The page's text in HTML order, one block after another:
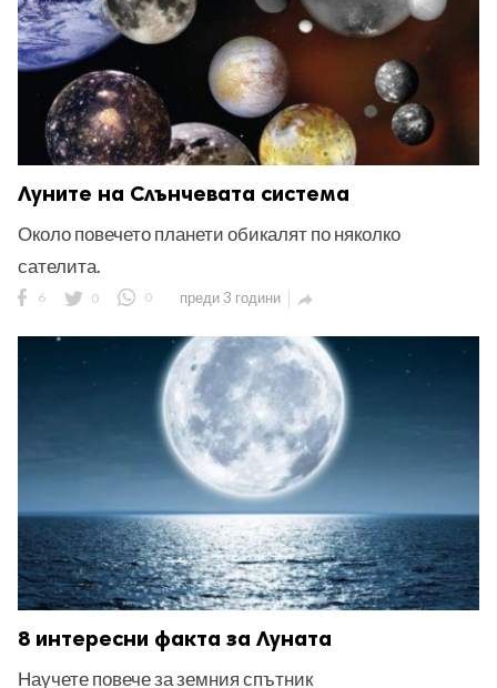
Луните на Слънчевата система
Около повечето планети обикалят по няколко
сателита.
6 0 0 преди 3 години 
8 интересни факта за Луната
Научете повече за земния спътник